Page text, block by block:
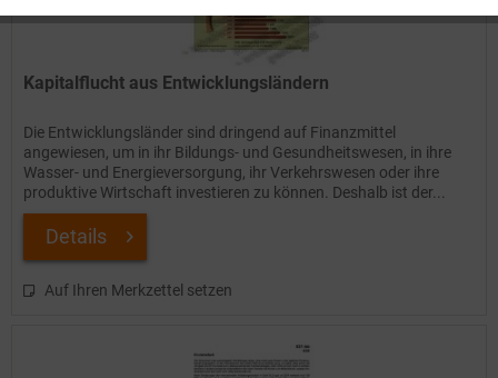
Kapitalflucht aus Entwicklungsländern
Die Entwicklungsländer sind dringend auf Finanzmittel
angewiesen, um in ihr Bildungs- und Gesundheitswesen, in ihre
Wasser- und Energieversorgung, ihr Verkehrswesen oder ihre
produktive Wirtschaft investieren zu können. Deshalb ist der...
Details
Auf Ihren Merkzettel setzen
Service